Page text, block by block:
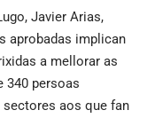
Javier Arias,
aprobadas implican
a mellorar as
340 persoas
sectores aos que fan